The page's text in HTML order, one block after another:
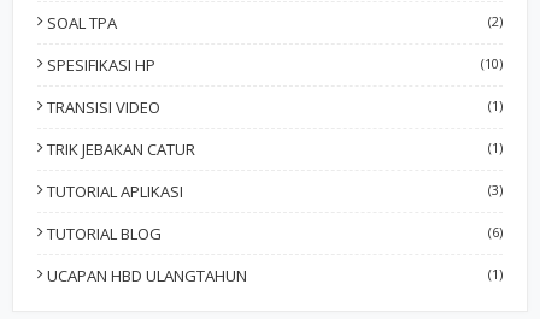
SOAL TPA (2)
SPESIFIKASI HP (10)
TRANSISI VIDEO (1)
TRIK JEBAKAN CATUR (1)
TUTORIAL APLIKASI (3)
TUTORIAL BLOG (6)
UCAPAN HBD ULANGTAHUN (1)